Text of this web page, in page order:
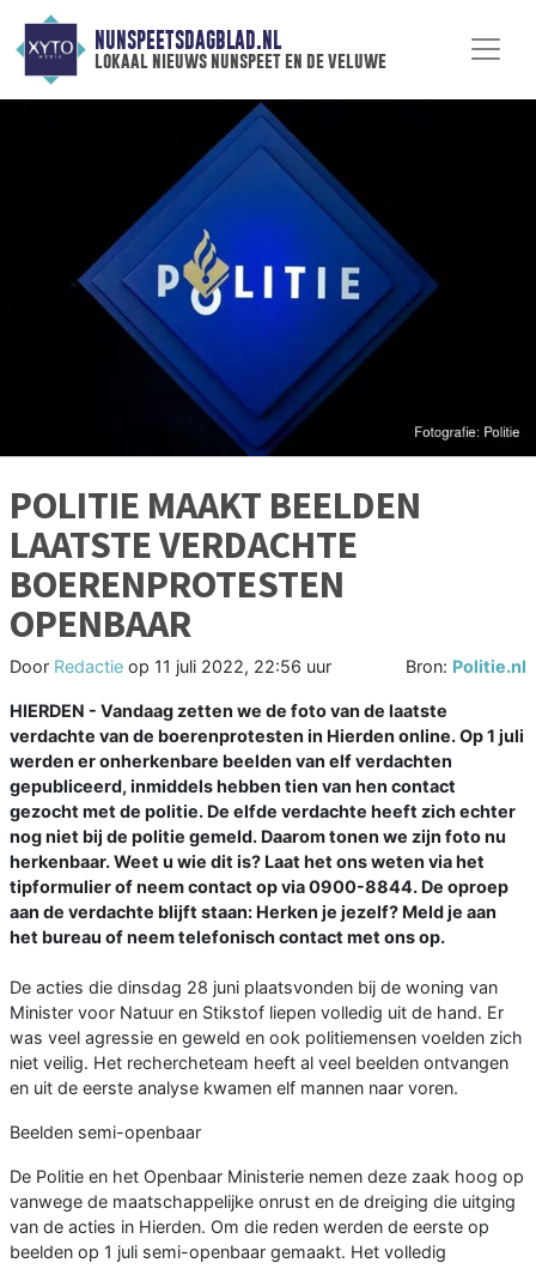
NUNSPEETSDAGBLAD.NL
lokaal nieuws nunspeet en de veluwe
POLITIE MAAKT BEELDEN
LAATSTE VERDACHTE
BOERENPROTESTEN
OPENBAAR
Door Redactie op 11 juli 2022, 22:56 uur Bron: Politie.nl
HIERDEN - Vandaag zetten we de foto van de laatste
verdachte van de boerenprotesten in Hierden online. Op 1 juli
werden er onherkenbare beelden van elf verdachten
gepubliceerd, inmiddels hebben tien van hen contact
gezocht met de politie. De elfde verdachte heeft zich echter
nog niet bij de politie gemeld. Daarom tonen we zijn foto nu
herkenbaar. Weet u wie dit is? Laat het ons weten via het
tipformulier of neem contact op via 0900-8844. De oproep
aan de verdachte blijft staan: Herken je jezelf? Meld je aan
het bureau of neem telefonisch contact met ons op.
De acties die dinsdag 28 juni plaatsvonden bij de woning van
Minister voor Natuur en Stikstof liepen volledig uit de hand. Er
was veel agressie en geweld en ook politiemensen voelden zich
niet veilig. Het rechercheteam heeft al veel beelden ontvangen
en uit de eerste analyse kwamen elf mannen naar voren.
Beelden semi-openbaar
De Politie en het Openbaar Ministerie nemen deze zaak hoog op
vanwege de maatschappelijke onrust en de dreiging die uitging
van de acties in Hierden. Om die reden werden de eerste op
beelden op 1 juli semi-openbaar gemaakt. Het volledig